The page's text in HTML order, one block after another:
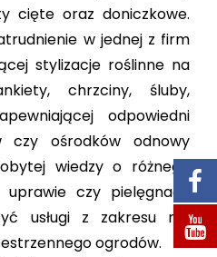
cięte oraz doniczkowe.
w jednej z firm
stylizacje roślinne na
chrzciny, śluby,
odpowiedni
czy ośrodków odnowy
wiedzy o różnego
czy pielęgnacji,
usługi z zakresu np.
ogrodów.